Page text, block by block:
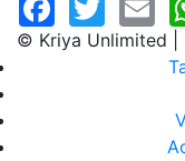
© Kriya Unlimited |